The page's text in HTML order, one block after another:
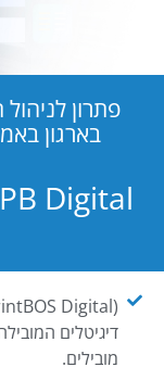
פתרון
בארגון
מובילים.